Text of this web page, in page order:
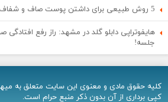
5 روش طبیعی برای داشتن پوست صاف و شفاف
هایفوتراپی دابلو گلد در مشهد: راز رفع
جلسه!
کلیه حقوق مادی و معنوی اين سایت متعلق به
کپی برداری از آن بدون ذکر منبع حرام است.